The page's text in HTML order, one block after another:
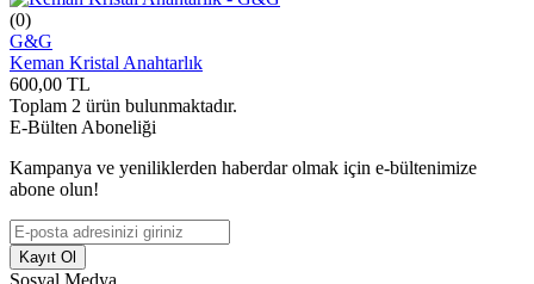
(0)
G&G
Keman Kristal Anahtarlık
600,00 TL
Toplam 2 ürün bulunmaktadır.
E-Bülten Aboneliği
Kampanya ve yeniliklerden haberdar olmak için e-bültenimize
abone olun!
Kayıt Ol
Sosyal Medya